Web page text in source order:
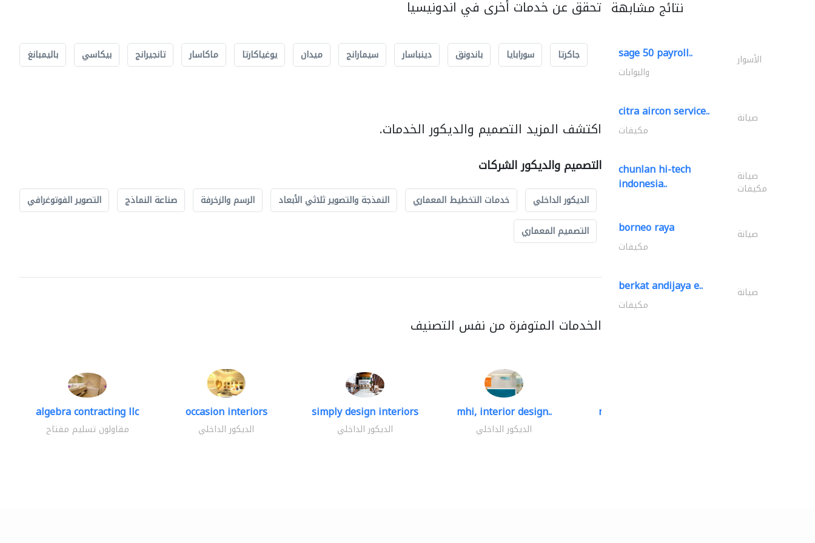
تحقق عن خدمات أخرى في اندونيسيا
جاكرتا سورابايا باندونق دينباسار سيمارانج ميدان يوغياكارتا ماكاسار تانجيرانج بيكاسي باليمبانغ
اكتشف المزيد التصميم والديكور الخدمات.
التصميم والديكور الشركات
الديكور الداخلي خدمات التخطيط المعماري النمذجة والتصوير ثلاثي الأبعاد الرسم والزخرفة صناعة النماذج
التصوير الفوتوغرافي
التصميم المعماري
الخدمات المتوفرة من نفس التصنيف
algebra contracting llc
مقاولون تسليم مفتاح
occasion interiors
الديكور الداخلي
simply design interiors
الديكور الداخلي
mhi, interior design..
الديكور الداخلي
neo space interiors
نتائج مشابهة
sage 50 payroll.. الأسوار
والبوابات
citra aircon service.. صيانة
مكيفات
chunlan hi-tech
indonesia.. صيانة
مكيفات
borneo raya صيانة
مكيفات
berkat andijaya e.. صيانة
مكيفات